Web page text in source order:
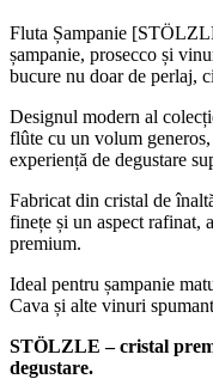
Fluta Șampanie
șampanie, prosecco și
bucure nu doar de perlaj,
Designul modern al
flûte cu un volum
experiență de degustare
Fabricat din cristal de
finețe și un aspect rafinat,
premium.
Ideal pentru șampanie
Cava și alte vinuri
STÖLZLE – cristal
degustare.